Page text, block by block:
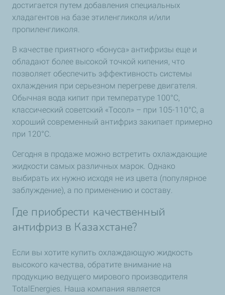
достигается путем добавления специальных
хладагентов на базе этиленгликоля и/или
пропиленгликоля.
В качестве приятного «бонуса» антифризы еще и
обладают более высокой точкой кипения, что
позволяет обеспечить эффективность системы
охлаждения при серьезном перегреве двигателя.
Обычная вода кипит при температуре 100°С,
классический советский «Тосол» – при 105-110°С, а
хороший современный антифриз закипает примерно
при 120°С.
Сегодня в продаже можно встретить охлаждающие
жидкости самых различных марок. Однако
выбирать их нужно исходя не из цвета (популярное
заблуждение), а по применению и составу.
Где приобрести качественный
антифриз в Казахстане?
Если вы хотите купить охлаждающую жидкость
высокого качества, обратите внимание на
продукцию ведущего мирового производителя
TotalEnergies. Наша компания является